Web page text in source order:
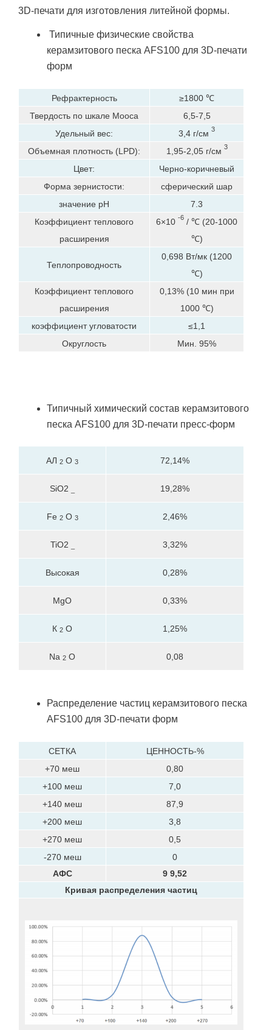
3D-печати для изготовления литейной формы.
Типичные физические свойства
керамзитового песка AFS100 для 3D-печати
форм
Рефрактерность
≥1800 ℃
Твердость по шкале Мооса
6,5-7,5
Удельный вес:
3,4 г/см 3
Объемная плотность (LPD): 1,95-2,05 г/см 3
Цвет:
Черно-коричневый
Форма зернистости:
сферический шар
значение рН
7.3
Коэффициент теплового
расширения
6×10 -6 / ℃ (20-1000
℃)
Теплопроводность
0,698 Вт/мк (1200
℃)
Коэффициент теплового
расширения
0,13% (10 мин при
1000 ℃)
коэффициент угловатости
≤1,1
Округлость
Мин. 95%
Типичный химический состав керамзитового
песка AFS100 для 3D-печати пресс-форм
АЛ 2 О 3 72,14%
SiO2 19,28%
Fe 2О 3 2,46%
TiO2 3,32%
Высокая 0,28%
MgO 0,33%
К 2 О 1,25%
Na 2 О 0,08
Распределение частиц керамзитового песка
AFS100 для 3D-печати форм
СЕТКА
ЦЕННОСТЬ-%
+70 меш
0,80
+100 меш
7,0
+140 меш
87,9
+200 меш
3,8
+270 меш
0,5
-270 меш
0
АФС
9 9,52
Кривая распределения частиц